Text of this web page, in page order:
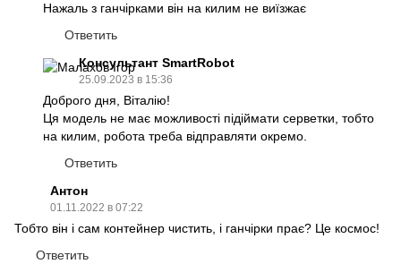
Нажаль з ганчірками він на килим не виїзжає
Ответить
Консультант SmartRobot
25.09.2023 в 15:36
Доброго дня, Віталію!
Ця модель не має можливості підіймати серветки, тобто
на килим, робота треба відправляти окремо.
Ответить
Антон
01.11.2022 в 07:22
Тобто він і сам контейнер чистить, і ганчірки прає? Це космос!
Ответить